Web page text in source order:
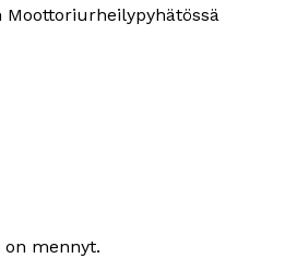
Moottoriurheilypyhätössä
mennyt.